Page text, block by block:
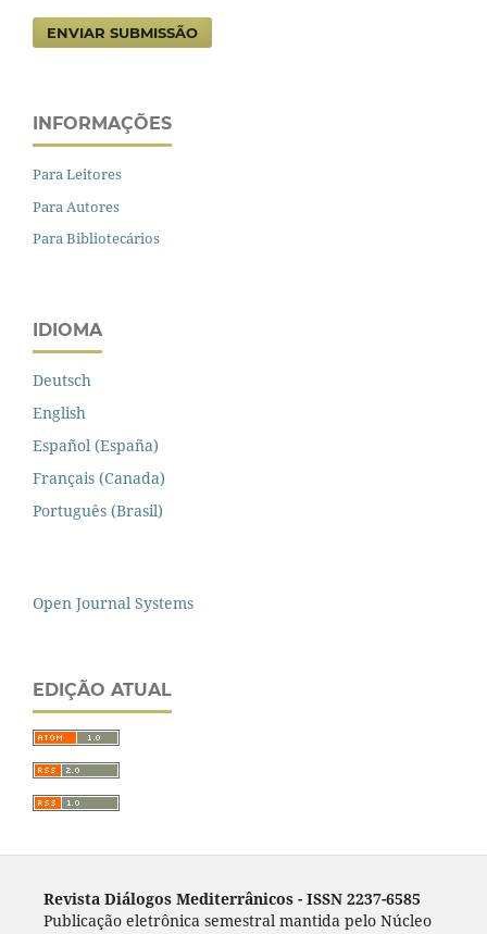
ENVIAR SUBMISSÃO
INFORMAÇÕES
Para Leitores
Para Autores
Para Bibliotecários
IDIOMA
Deutsch
English
Español (España)
Français (Canada)
Português (Brasil)
Open Journal Systems
EDIÇÃO ATUAL
Revista Diálogos Mediterrânicos - ISSN 2237-6585
Publicação eletrônica semestral mantida pelo Núcleo